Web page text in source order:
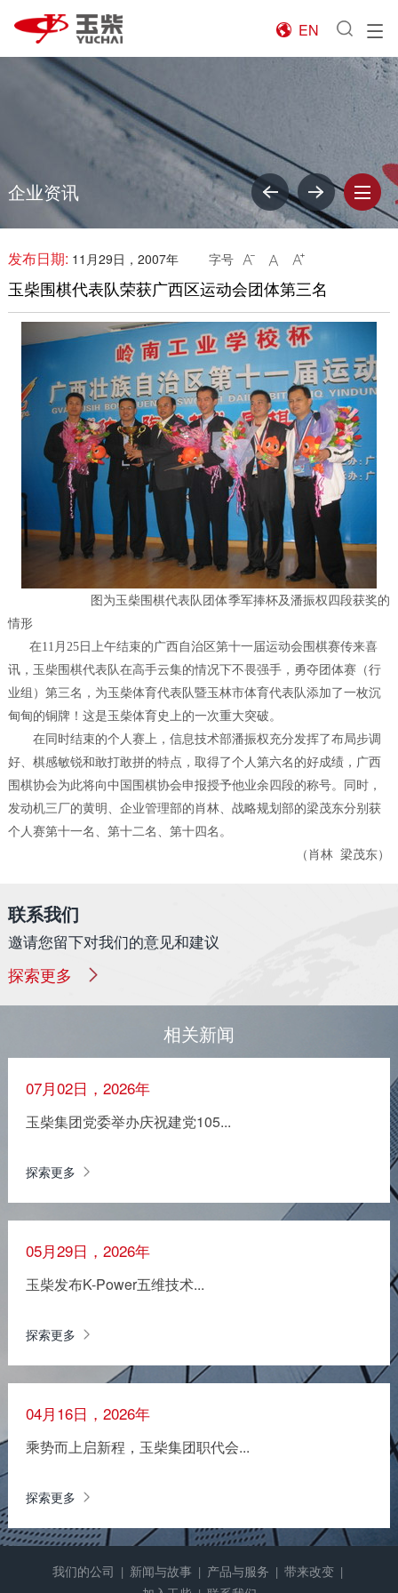

EN
企业资讯
发布日期: 11月29日，2007年 字号   
玉柴围棋代表队荣获广西区运动会团体第三名
图为玉柴围棋代表队团体季军捧杯及潘振权四段获奖的
情形
在11月25日上午结束的广西自治区第十一届运动会围棋赛传来喜
讯，玉柴围棋代表队在高手云集的情况下不畏强手，勇夺团体赛（行
业组）第三名，为玉柴体育代表队暨玉林市体育代表队添加了一枚沉
甸甸的铜牌！这是玉柴体育史上的一次重大突破。
在同时结束的个人赛上，信息技术部潘振权充分发挥了布局步调
好、棋感敏锐和敢打敢拼的特点，取得了个人第六名的好成绩，广西
围棋协会为此将向中国围棋协会申报授予他业余四段的称号。同时，
发动机三厂的黄明、企业管理部的肖林、战略规划部的梁茂东分别获
个人赛第十一名、第十二名、第十四名。
（肖林 梁茂东）
联系我们
邀请您留下对我们的意见和建议
探索更多
相关新闻
07月02日，2026年
玉柴集团党委举办庆祝建党105...
探索更多
05月29日，2026年
玉柴发布K-Power五维技术...
探索更多
04月16日，2026年
乘势而上启新程，玉柴集团职代会...
探索更多
我们的公司 | 新闻与故事 | 产品与服务 | 带来改变 |